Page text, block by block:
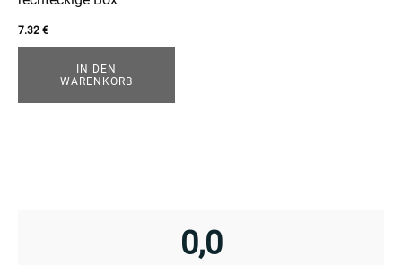
7.32 €
IN DEN
WARENKORB
0,0